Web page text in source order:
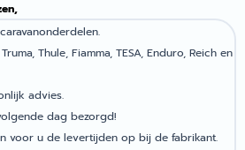
Thule, Fiamma, TESA, Enduro, Reich en
advies.
dag bezorgd!
voor u de levertijden op bij de fabrikant.